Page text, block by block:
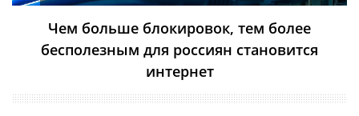
Чем больше блокировок, тем более
бесполезным для россиян становится
интернет